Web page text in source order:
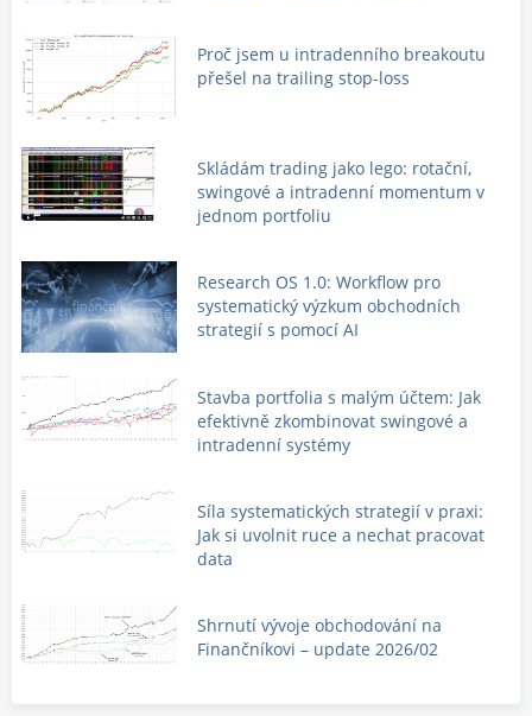
Proč jsem u intradenního breakoutu
přešel na trailing stop-loss
Skládám trading jako lego: rotační,
swingové a intradenní momentum v
jednom portfoliu
Research OS 1.0: Workflow pro
systematický výzkum obchodních
strategií s pomocí AI
Stavba portfolia s malým účtem: Jak
efektivně zkombinovat swingové a
intradenní systémy
Síla systematických strategií v praxi:
Jak si uvolnit ruce a nechat pracovat
data
Shrnutí vývoje obchodování na
Finančníkovi – update 2026/02